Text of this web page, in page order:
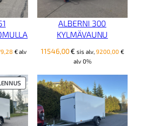
€alv
ALBERNI 300
KYLMÄVAUNU
11546,00€ sis alv,9200,00 €
alv 0%
TUOTE
ALENNUKSESSA